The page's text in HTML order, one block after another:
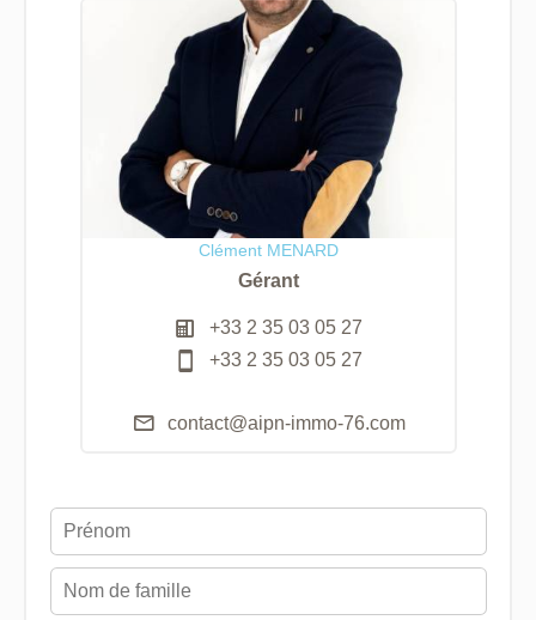
Clément MENARD
Gérant
+33 2 35 03 05 27
+33 2 35 03 05 27
contact@aipn-immo-76.com